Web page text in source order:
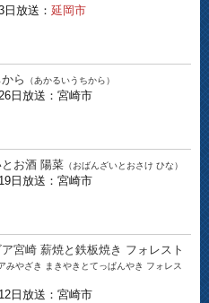
放送： 延岡市
ら （あかるいうちから）
日放送：宮崎市
お酒 陽菜 （おばんざいとおさけ ひな）
日放送：宮崎市
宮崎 薪焼と鉄板焼き フォレスト
みやざき まきやきとてっぱんやき フォレス
日放送：宮崎市